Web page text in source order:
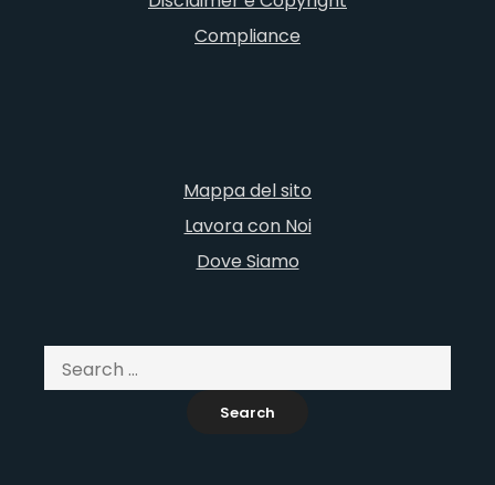
Compliance
Mappa del sito
Lavora con Noi
Dove Siamo